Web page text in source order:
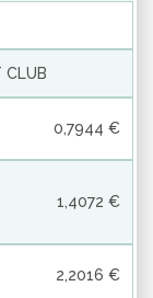
CLUB
0,7944 €
1,4072 €
2,2016 €